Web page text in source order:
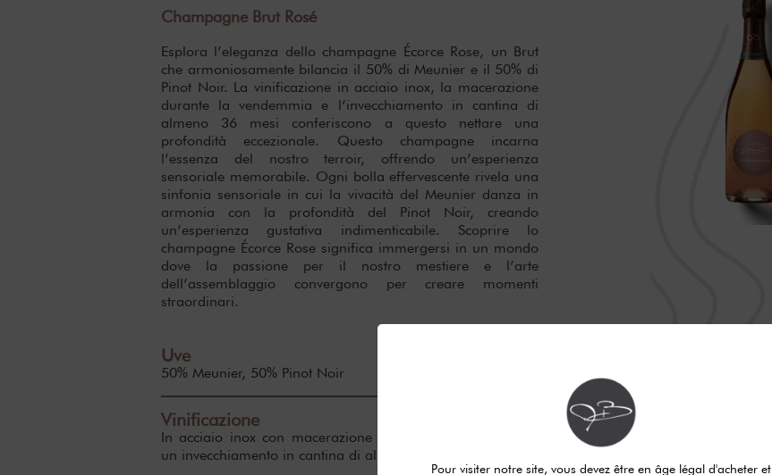
Champagne Brut Rosé
Esplora l’eleganza dello champagne Écorce Rose, un Brut
che armoniosamente bilancia il 50% di Meunier e il 50% di
Pinot Noir. La vinificazione in acciaio inox, la macerazione
durante la vendemmia e l’invecchiamento in cantina di
almeno 36 mesi conferiscono a questo nettare una
profondità eccezionale. Questo champagne incarna
l’essenza del nostro terroir, offrendo un’esperienza
sensoriale memorabile. Ogni bolla effervescente rivela una
sinfonia sensoriale in cui la vivacità del Meunier danza in
armonia con la profondità del Pinot Noir, creando
un’esperienza gustativa indimenticabile. Scoprire lo
champagne Écorce Rose significa immergersi in un mondo
dove la passione per il nostro mestiere e l’arte
dell’assemblaggio convergono per creare momenti
straordinari.
Uve
50% Meunier, 50% Pinot Noir
Vinificazione
In acciaio inox con macerazione durante la vendemmia e
un invecchiamento in cantina di almeno 36 mesi.
Pour visiter notre site, vous devez être en âge légal d'acheter et